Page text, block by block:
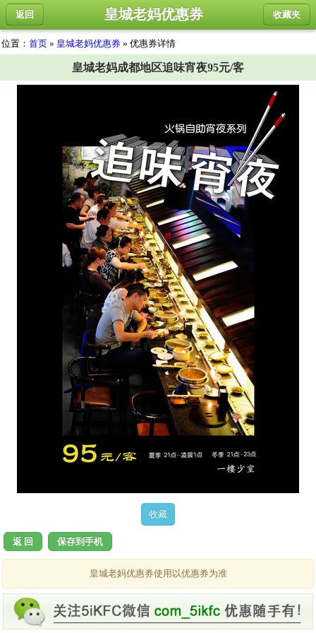
返回 收藏夹
皇城老妈优惠券
位置： 首页 » 皇城老妈优惠券 » 优惠券详情
皇城老妈成都地区追味宵夜95元/客
返 回 保存到手机
皇城老妈优惠券使用以优惠券为准